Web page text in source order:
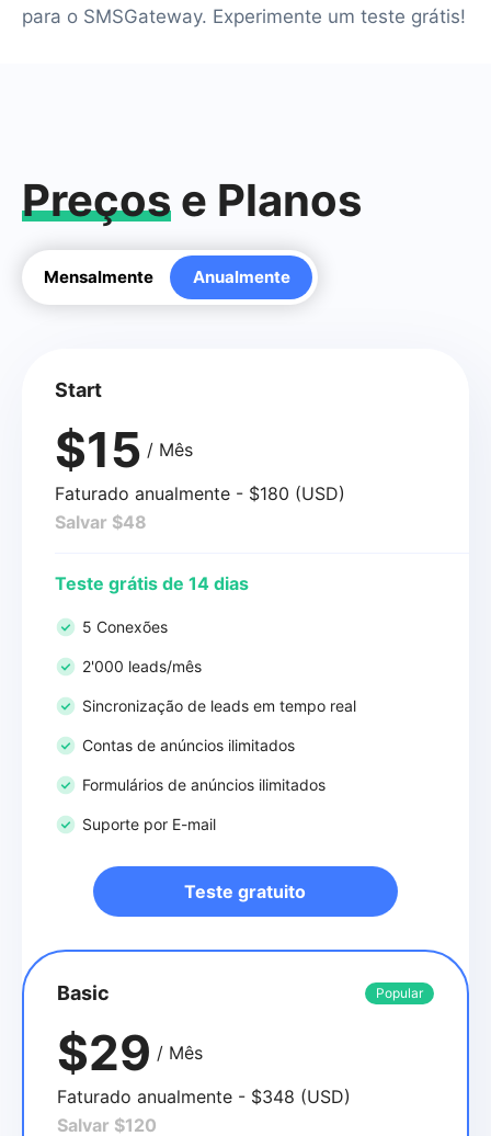
para o SMSGateway. Experimente um teste grátis!
Preços e Planos
Mensalmente Anualmente
Start
$15 / Mês
Faturado anualmente - $180 (USD)
Salvar $48
Teste grátis de 14 dias
5 Conexões
2'000 leads/mês
Sincronização de leads em tempo real
Contas de anúncios ilimitados
Formulários de anúncios ilimitados
Suporte por E-mail
Teste gratuito
Basic Popular
$29 / Mês
Faturado anualmente - $348 (USD)
Salvar $120